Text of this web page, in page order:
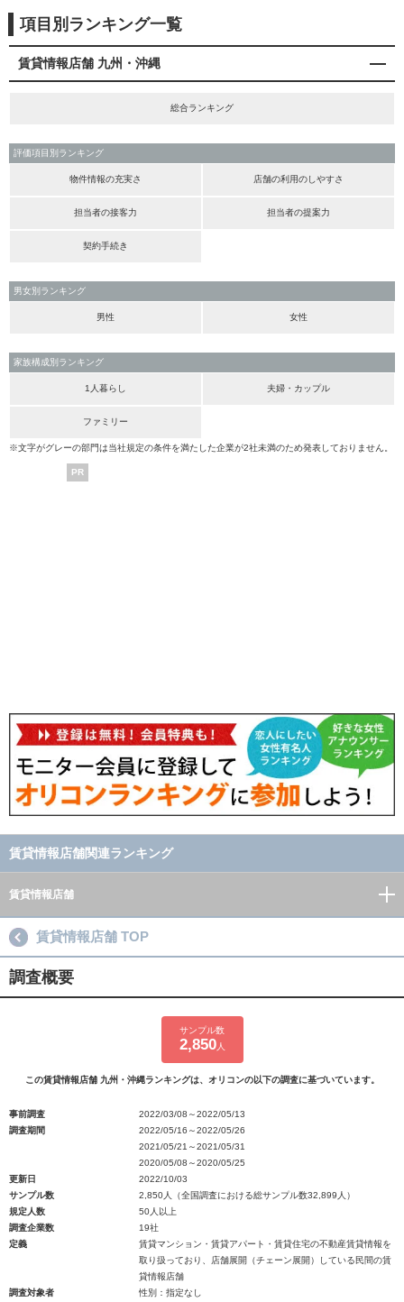
項目別ランキング一覧
賃貸情報店舗 九州・沖縄
総合ランキング
評価項目別ランキング
物件情報の充実さ 店舗の利用のしやすさ
担当者の接客力 担当者の提案力
契約手続き
男女別ランキング
男性 女性
家族構成別ランキング
1人暮らし 夫婦・カップル
ファミリー
※文字がグレーの部門は当社規定の条件を満たした企業が2社未満のため発表しておりません。
PR
賃貸情報店舗関連ランキング
賃貸情報店舗
賃貸情報店舗 TOP
調査概要
サンプル数
2,850人
この賃貸情報店舗 九州・沖縄ランキングは、オリコンの以下の調査に基づいています。
事前調査
2022/03/08～2022/05/13
調査期間
2022/05/16～2022/05/26
2021/05/21～2021/05/31
2020/05/08～2020/05/25
更新日
2022/10/03
サンプル数
2,850人（全国調査における総サンプル数32,899人）
規定人数
50人以上
調査企業数
19社
定義
賃貸マンション・賃貸アパート・賃貸住宅の不動産賃貸情報を
取り扱っており、店舗展開（チェーン展開）している民間の賃
貸情報店舗
調査対象者
性別：指定なし